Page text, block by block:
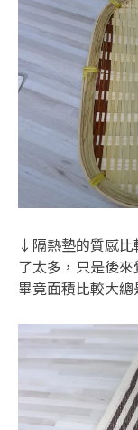
↓隔熱墊的質感比
了太多，只是後
畢竟面積比較大總